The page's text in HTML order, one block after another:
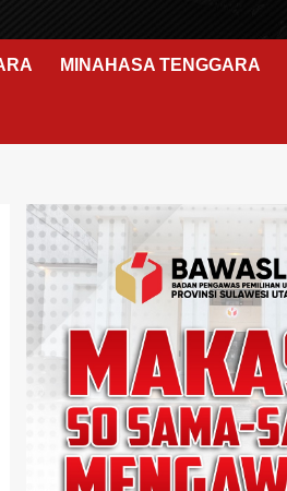
MINAHASA TENGGARA